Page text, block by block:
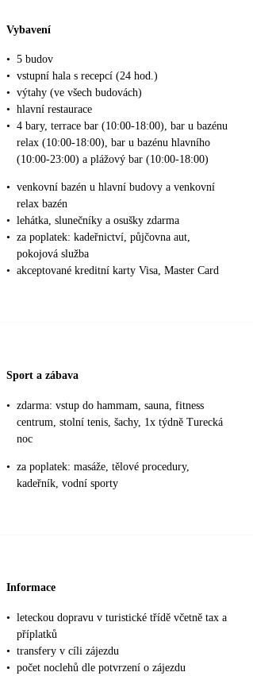
Vybavení
• 5 budov
• vstupní hala s recepcí (24 hod.)
• výtahy (ve všech budovách)
• hlavní restaurace
• 4 bary, terrace bar (10:00-18:00), bar u bazénu
relax (10:00-18:00), bar u bazénu hlavního
(10:00-23:00) a plážový bar (10:00-18:00)
• venkovní bazén u hlavní budovy a venkovní
relax bazén
• lehátka, slunečníky a osušky zdarma
• za poplatek: kadeřnictví, půjčovna aut,
pokojová služba
• akceptované kreditní karty Visa, Master Card
Sport a zábava
• zdarma: vstup do hammam, sauna, fitness
centrum, stolní tenis, šachy, 1x týdně Turecká
noc
• za poplatek: masáže, tělové procedury,
kadeřník, vodní sporty
Informace
• leteckou dopravu v turistické třídě včetně tax a
příplatků
• transfery v cíli zájezdu
• počet noclehů dle potvrzení o zájezdu